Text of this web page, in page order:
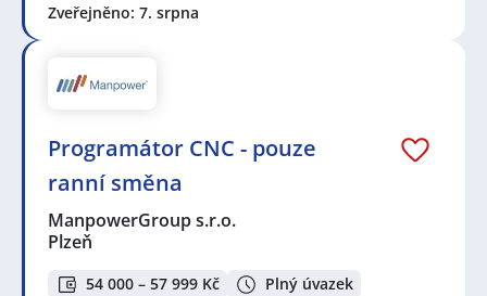
Zveřejněno: 7. srpna
Programátor CNC - pouze
ranní směna
ManpowerGroup s.r.o.
Plzeň
54 000 – 57 999 Kč Plný úvazek